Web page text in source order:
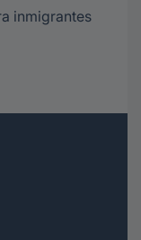
inmigrantes